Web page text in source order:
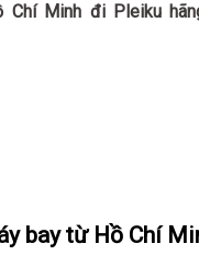
Chí Minh đi Pleiku
bay từ Hồ Chí